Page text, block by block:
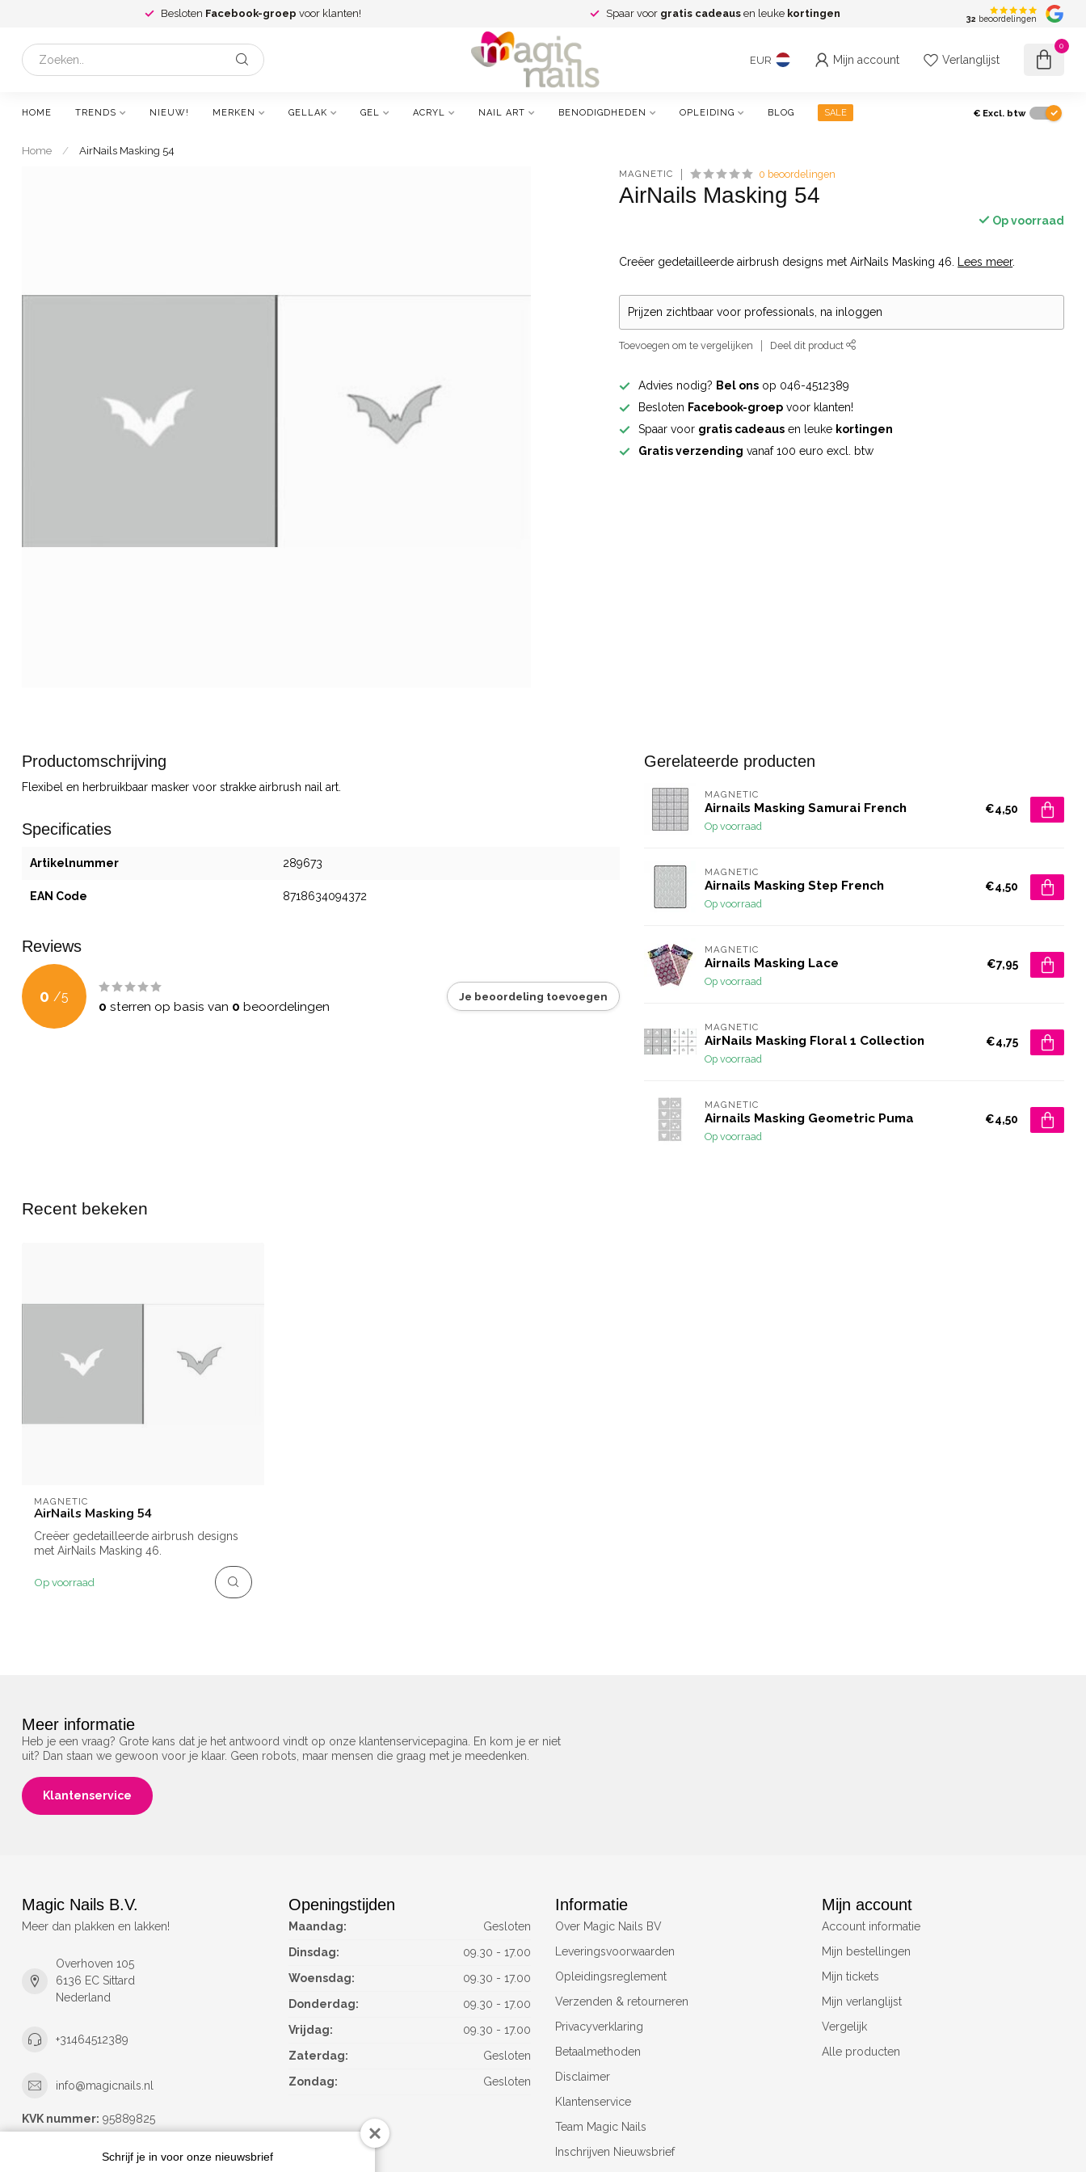
Besloten Facebook-groep voor klanten! Spaar voor gratis cadeaus en leuke kortingen 32 beoordelingen
EUR Mijn account Verlanglijst
0
HOME TRENDS NIEUW! MERKEN GELLAK GEL ACRYL NAIL ART BENODIGDHEDEN OPLEIDING BLOG SALE € Excl. btw
Home / AirNails Masking 54
MAGNETIC 0 beoordelingen
AirNails Masking 54
Op voorraad
Creëer gedetailleerde airbrush designs met AirNails Masking 46. Lees meer.
Prijzen zichtbaar voor professionals, na inloggen
Toevoegen om te vergelijken Deel dit product
Advies nodig? Bel ons op 046-4512389
Besloten Facebook-groep voor klanten!
Spaar voor gratis cadeaus en leuke kortingen
Gratis verzending vanaf 100 euro excl. btw
Productomschrijving
Flexibel en herbruikbaar masker voor strakke airbrush nail art.
Specificaties
Artikelnummer 289673
EAN Code 8718634094372
Reviews
0 /5
0 sterren op basis van 0 beoordelingen
Je beoordeling toevoegen
Gerelateerde producten
MAGNETIC
Airnails Masking Samurai French
Op voorraad
€4,50
MAGNETIC
Airnails Masking Step French
Op voorraad
€4,50
MAGNETIC
Airnails Masking Lace
Op voorraad
€7,95
MAGNETIC
AirNails Masking Floral 1 Collection
Op voorraad
€4,75
MAGNETIC
Airnails Masking Geometric Puma
Op voorraad
€4,50
Recent bekeken
MAGNETIC
AirNails Masking 54
Creëer gedetailleerde airbrush designs
met AirNails Masking 46.
Op voorraad
Meer informatie
Heb je een vraag? Grote kans dat je het antwoord vindt op onze klantenservicepagina. En kom je er niet
uit? Dan staan we gewoon voor je klaar. Geen robots, maar mensen die graag met je meedenken.
Klantenservice
Magic Nails B.V.
Meer dan plakken en lakken!
Overhoven 105
6136 EC Sittard
Nederland
+31464512389
info@magicnails.nl
KVK nummer: 95889825
Openingstijden
Maandag:
Gesloten
Dinsdag:
09.30 - 17.00
Woensdag:
09.30 - 17.00
Donderdag:
09.30 - 17.00
Vrijdag:
09.30 - 17.00
Zaterdag:
Gesloten
Zondag:
Gesloten
Informatie
Over Magic Nails BV
Leveringsvoorwaarden
Opleidingsreglement
Verzenden & retourneren
Privacyverklaring
Betaalmethoden
Disclaimer
Klantenservice
Team Magic Nails
Inschrijven Nieuwsbrief
Mijn account
Account informatie
Mijn bestellingen
Mijn tickets
Mijn verlanglijst
Vergelijk
Alle producten
Schrijf je in voor onze nieuwsbrief